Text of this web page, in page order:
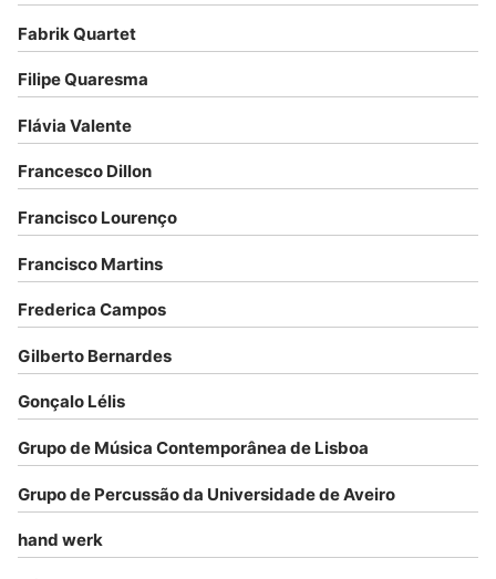
Fabrik Quartet
Filipe Quaresma
Flávia Valente
Francesco Dillon
Francisco Lourenço
Francisco Martins
Frederica Campos
Gilberto Bernardes
Gonçalo Lélis
Grupo de Música Contemporânea de Lisboa
Grupo de Percussão da Universidade de Aveiro
hand werk